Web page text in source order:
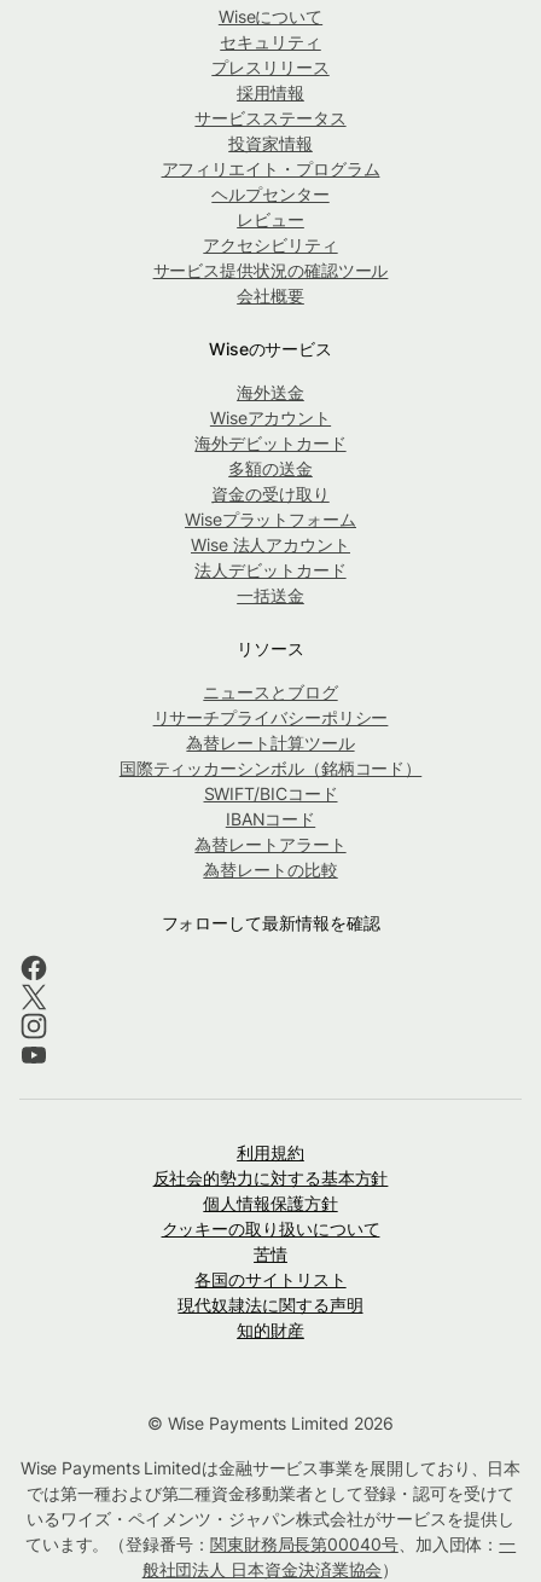
Wiseについて
セキュリティ
プレスリリース
採用情報
サービスステータス
投資家情報
アフィリエイト・プログラム
ヘルプセンター
レビュー
アクセシビリティ
サービス提供状況の確認ツール
会社概要
Wiseのサービス
海外送金
Wiseアカウント
海外デビットカード
多額の送金
資金の受け取り
Wiseプラットフォーム
Wise 法人アカウント
法人デビットカード
一括送金
リソース
ニュースとブログ
リサーチプライバシーポリシー
為替レート計算ツール
国際ティッカーシンボル（銘柄コード）
SWIFT/BICコード
IBANコード
為替レートアラート
為替レートの比較
フォローして最新情報を確認
利用規約
反社会的勢力に対する基本方針
個人情報保護方針
クッキーの取り扱いについて
苦情
各国のサイトリスト
現代奴隷法に関する声明
知的財産
© Wise Payments Limited 2026
Wise Payments Limitedは金融サービス事業を展開しており、日本
では第一種および第二種資金移動業者として登録・認可を受けて
いるワイズ・ペイメンツ・ジャパン株式会社がサービスを提供し
ています。（登録番号： 関東財務局長第00040号、加入団体：一
般社団法人 日本資金決済業協会）